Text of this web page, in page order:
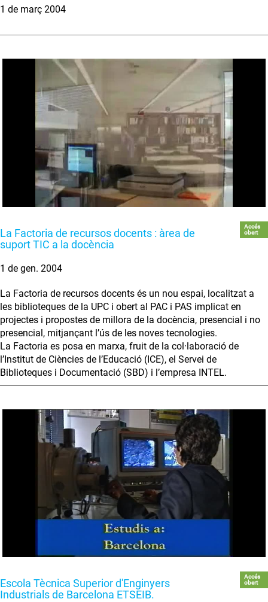
1 de març 2004
La Factoria de recursos docents : àrea de
suport TIC a la docència
Accés
obert
1 de gen. 2004
La Factoria de recursos docents és un nou espai, localitzat a
les biblioteques de la UPC i obert al PAC i PAS implicat en
projectes i propostes de millora de la docència, presencial i no
presencial, mitjançant l’ús de les noves tecnologies.
La Factoria es posa en marxa, fruit de la col·laboració de
l’Institut de Ciències de l’Educació (ICE), el Servei de
Biblioteques i Documentació (SBD) i l’empresa INTEL.
Escola Tècnica Superior d'Enginyers
Industrials de Barcelona ETSEIB.
Accés
obert